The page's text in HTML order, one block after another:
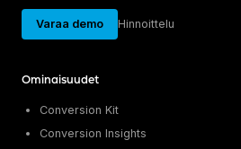
InpageBot
VisualBot
LiveChat
CTA
Leadoo AI -tekoäly
Asiantuntijapalvelut & Hyvinvointi
Liidien hankinta
Rekrytointi
Myynti
Blogi
Tapahtumat
Ota yhteyttä
Kirjaudu sisään
English
Varaa demo Hinnoittelu
Ominaisuudet
Conversion Kit
Conversion Insights